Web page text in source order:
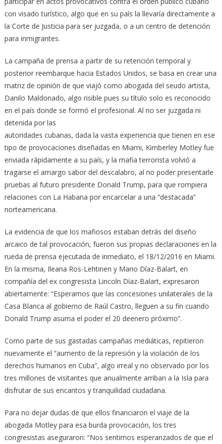
con visado turístico, algo que en su país la llevaría directamente a
la Corte de Justicia para ser juzgada, o a un centro de detención
para inmigrantes.
La campaña de prensa a partir de su retención temporal y
posterior reembarque hacia Estados Unidos, se basa en crear una
matriz de opinión de que viajó como abogada del seudo artista,
Danilo Maldonado, algo risible pues su título solo es reconocido
en el país donde se formó el profesional. Al no ser juzgada ni
detenida por las
autoridades cubanas, dada la vasta experiencia que tienen en ese
tipo de provocaciones diseñadas en Miami, Kimberley Motley fue
enviada rápidamente a su país, y la mafia terrorista volvió a
tragarse el amargo sabor del descalabro, al no poder presentarle
pruebas al futuro presidente Donald Trump, para que rompiera
relaciones con La Habana por encarcelar a una “destacada”
norteamericana.
La evidencia de que los mafiosos estaban detrás del diseño
arcaico de tal provocación, fueron sus propias declaraciones en la
rueda de prensa ejecutada de inmediato, el 18/12/2016 en Miami.
En la misma, Ileana Ros-Lehtinen y Mario Díaz-Balart, en
compañía del ex congresista Lincoln Díaz-Balart, expresaron
abiertamente: “Esperamos que las concesiones unilaterales de la
Casa Blanca al gobierno de Raúl Castro, lleguen a su fin cuando
Donald Trump asuma el poder el 20 deenero próximo”.
Como parte de sus gastadas campañas mediáticas, repitieron
nuevamente el “aumento de la represión y la violación de los
derechos humanos en Cuba”, algo irreal y no observado por los
tres millones de visitantes que anualmente arriban a la Isla para
disfrutar de sus encantos y tranquilidad ciudadana.
Para no dejar dudas de que ellos financiaron el viaje de la
abogada Motley para esa burda provocación, los tres
congresistas aseguraron: “Nos sentimos esperanzados de que el